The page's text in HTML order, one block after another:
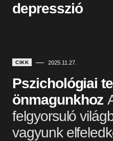
depresszió
CIKK 2025.11.27.
Pszichológiai
önmagunkhoz
felgyorsuló
vagyunk